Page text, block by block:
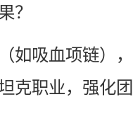
？
如吸血项链）
克职业，强化